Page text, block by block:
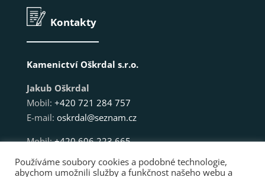
Kontakty
Kamenictví Oškrdal s.r.o.
Jakub Oškrdal
Mobil: +420 721 284 757
E-mail: oskrdal@seznam.cz
Mobil:+420 606 223 665
E-mail:
kamenictvitetcice.marek@seznam.cz
Používáme soubory cookies a podobné technologie,
abychom umožnili služby a funkčnost našeho webu a